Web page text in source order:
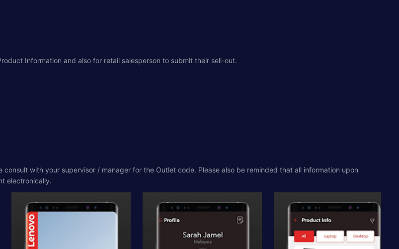
Information and also for retail salesperson to submit their sell-out.
with your supervisor / manager for the Outlet code. Please also be reminded that all information upon
electronically.